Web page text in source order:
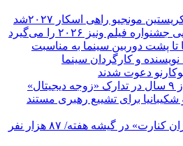
مونجیو راهی اسکار ۲۰۲۷شد
فیلم ونیز ۲۰۲۶ را می‌گیرد
تا پشت دوربین سینما به مناسبت
و کارگردان سینما
دعوت شدند
برای تشییع رهبری مستند
صدرنشینی قاطع «تهران کنارت» در گیشه هفته/ ۸۷ هزار نفر